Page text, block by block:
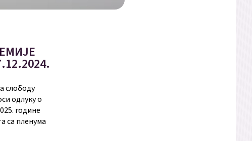
слободу
одлуку о
године
са пленума